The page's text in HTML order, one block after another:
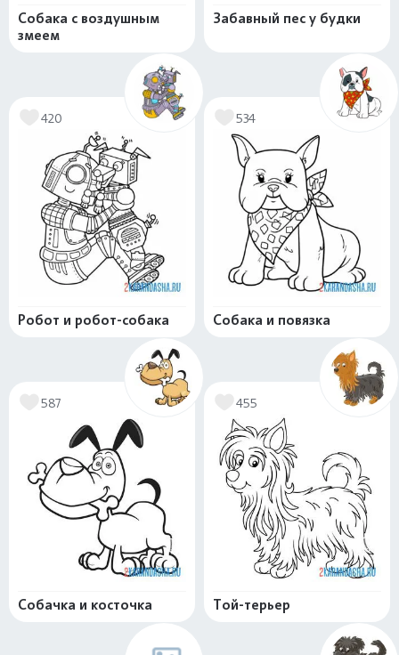
Собака с воздушным
змеем
Забавный пес у будки
420
Робот и робот-собака
534
Собака и повязка
587
Собачка и косточка
455
Той-терьер